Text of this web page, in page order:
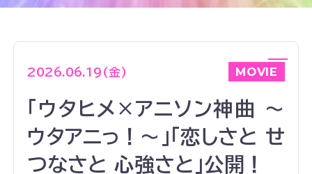
2026.06.19(金) MOVIE
「ウタヒメ×アニソン神曲 ～
ウタアニっ！～」「恋しさと せ
つなさと 心強さと」公開！